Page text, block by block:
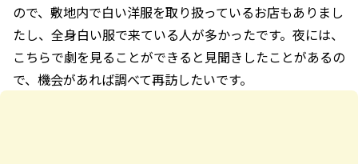
ので、敷地内で白い洋服を取り扱っているお店もありまし
たし、全身白い服で来ている人が多かったです。夜には、
こちらで劇を見ることができると見聞きしたことがあるの
で、機会があれば調べて再訪したいです。